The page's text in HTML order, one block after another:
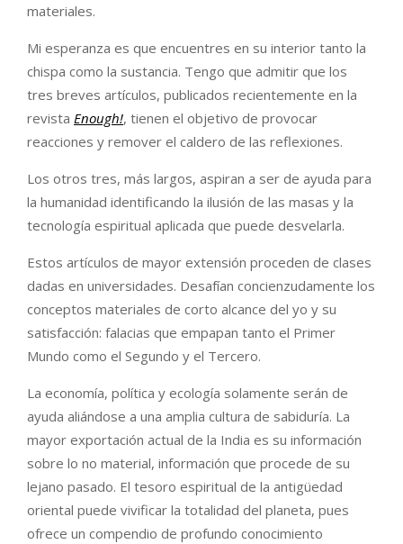
materiales.
Mi esperanza es que encuentres en su interior tanto la
chispa como la sustancia. Tengo que admitir que los
tres breves artículos, publicados recientemente en la
revista Enough!, tienen el objetivo de provocar
reacciones y remover el caldero de las reflexiones.
Los otros tres, más largos, aspiran a ser de ayuda para
la humanidad identificando la ilusión de las masas y la
tecnología espiritual aplicada que puede desvelarla.
Estos artículos de mayor extensión proceden de clases
dadas en universidades. Desafían concienzudamente los
conceptos materiales de corto alcance del yo y su
satisfacción: falacias que empapan tanto el Primer
Mundo como el Segundo y el Tercero.
La economía, política y ecología solamente serán de
ayuda aliándose a una amplia cultura de sabiduría. La
mayor exportación actual de la India es su información
sobre lo no material, información que procede de su
lejano pasado. El tesoro espiritual de la antigüedad
oriental puede vivificar la totalidad del planeta, pues
ofrece un compendio de profundo conocimiento